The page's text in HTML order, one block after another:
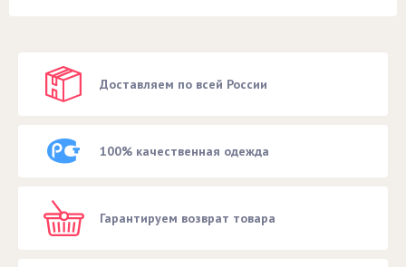
Доставляем по всей России
100% качественная одежда
Гарантируем возврат товара